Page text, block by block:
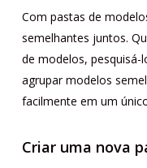
Com pastas de
semelhantes juntos.
de modelos, pesquisá-
agrupar modelos
facilmente em um
Criar uma nova